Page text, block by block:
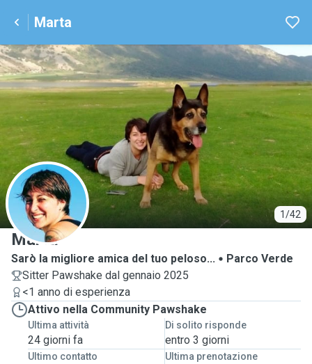
Marta
1/42
M
Marta
Sarò la migliore amica del tuo peloso...
Parco Verde
Sitter Pawshake dal gennaio 2025
<1 anno di esperienza
Attivo nella Community Pawshake
Ultima attività
24 giorni fa
Di solito risponde
entro 3 giorni
Ultimo contatto Ultima prenotazione